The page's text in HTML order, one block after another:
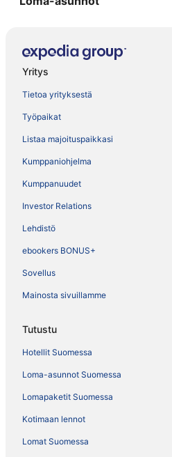
Yritys
Tietoa yrityksestä
Työpaikat
Listaa majoituspaikkasi
Kumppaniohjelma
Kumppanuudet
Investor Relations
Lehdistö
ebookers BONUS+
Sovellus
Mainosta sivuillamme
Tutustu
Hotellit Suomessa
Loma-asunnot Suomessa
Lomapaketit Suomessa
Kotimaan lennot
Lomat Suomessa